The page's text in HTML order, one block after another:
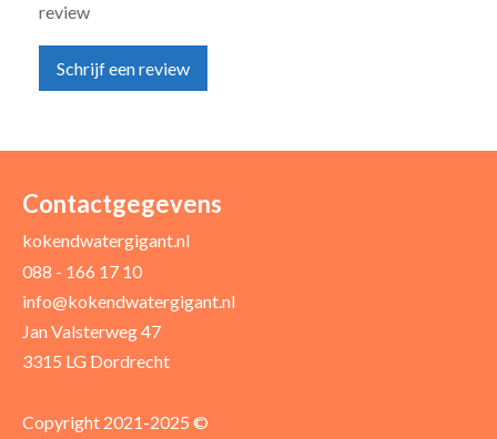
review
Schrijf een review
Uw naam *
Uw recensie *
Contactgegevens
kokendwatergigant.nl
088 - 166 17 10
info@kokendwatergigant.nl
Jan Valsterweg 47
3315 LG Dordrecht
Copyright 2021-2025 ©